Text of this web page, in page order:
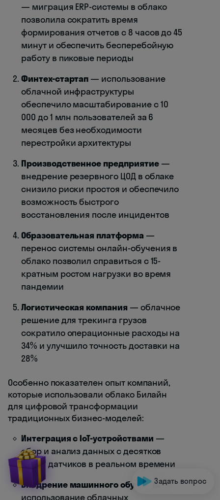
— миграция ERP-системы в облако
позволила сократить время
формирования отчетов с 8 часов до 45
минут и обеспечить бесперебойную
работу в пиковые периоды
Финтех-стартап — использование
облачной инфраструктуры
обеспечило масштабирование с 10
000 до 1 млн пользователей за 6
месяцев без необходимости
перестройки архитектуры
Производственное предприятие—
внедрение резервного ЦОД в облаке
снизило риски простоя и обеспечило
возможность быстрого
восстановления после инцидентов
Образовательная платформа —
перенос системы онлайн-обучения в
облако позволил справиться с 15-
кратным ростом нагрузки во время
пандемии
Логистическая компания — облачное
решение для трекинга грузов
сократило операционные расходы на
34% и улучшило точность доставки на
28%
Особенно показателен опыт компаний,
которые использовали облако Билайн
для цифровой трансформации
традиционных бизнес-моделей:
Интеграция с IoT-устройствами —
сбор и анализ данных с десятков
тысяч датчиков в реальном времени
Внедрение машинного обучения—
использование облачных
Задать вопрос